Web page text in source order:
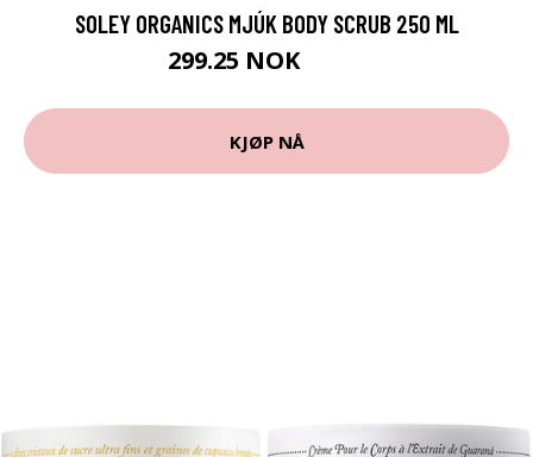
SOLEY ORGANICS MJÚK BODY SCRUB 250 ML
299.25 NOK
KJØP NÅ